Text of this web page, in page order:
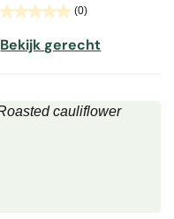
(0)
Bekijk gerecht